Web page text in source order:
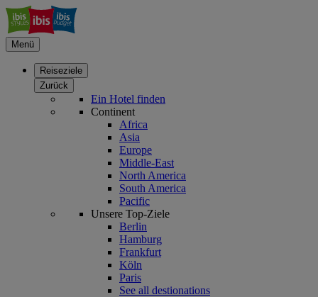
Menü
Reiseziele
Zurück
Ein Hotel finden
Continent
Africa
Asia
Europe
Middle-East
North America
South America
Pacific
Unsere Top-Ziele
Berlin
Hamburg
Frankfurt
Köln
Paris
See all destionations